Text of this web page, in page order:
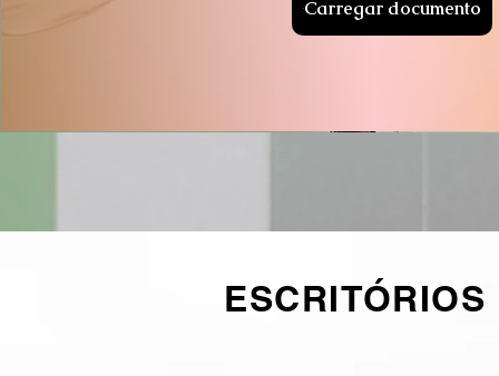
Carregar documento
ESCRITÓRIOS